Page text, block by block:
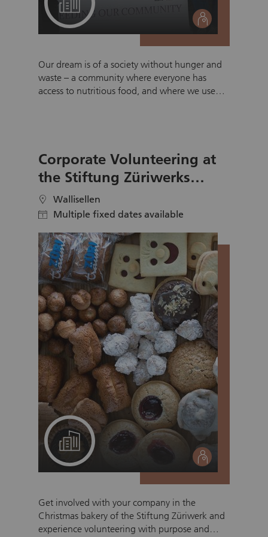
social
Our dream is of a society without hunger and
waste – a community where everyone has
access to nutritious food, and where we use
bread, dairy products, non-perishable goods
and everyday items such as personal hygiene
products, are carefully sorted and packaged by
our volunteers and distributed to people in
difficult circumstances. Food that is no longer
suitable for human consumption but still
usable is responsibly donated to farms or for
use as pet food.
Corporate Volunteering at
the Stiftung Züriwerks
Christmas Bakery
location Wallisellen
calendar Multiple fixed dates available
A project for your team
social
Get involved with your company in the
Christmas bakery of the Stiftung Züriwerk and
experience volunteering with purpose and